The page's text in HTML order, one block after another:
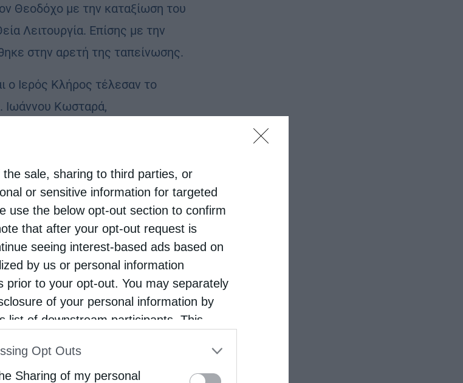
sale, sharing to third parties, or
or sensitive information for targeted
use the below opt-out section to confirm
that after your opt-out request is
seeing interest-based ads based on
by us or personal information
prior to your opt-out. You may separately
of your personal information by
list of downstream participants. This
Participantsthat may further disclose it to
Opt Outs
Sharing of my personal
Θεοδόχο με την καταξίωση του
Λειτουργία. Επίσης με την
στην αρετή της ταπείνωσης.
ο Ιερός Κλήρος τέλεσαν το
Ιωάννου Κωσταρά,
και τα παιδιά της,
Μητροπολίτη Κορίνθου
Ευσταθίου και άλλους
τον μακαριστό π. Ιωάννη.
της Ιεράς Μητροπόλεως.